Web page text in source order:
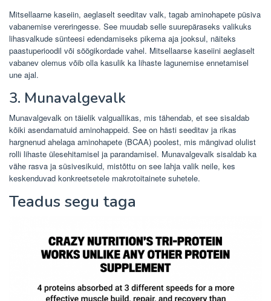
Mitsellaarne kaseiin, aeglaselt seeditav valk, tagab aminohapete püsiva
vabanemise vereringesse. See muudab selle suurepäraseks valikuks
lihasvalkude sünteesi edendamiseks pikema aja jooksul, näiteks
paastuperioodil või söögikordade vahel. Mitsellaarse kaseiini aeglaselt
vabanev olemus võib olla kasulik ka lihaste lagunemise ennetamisel
une ajal.
3. Munavalgevalk
Munavalgevalk on täielik valguallikas, mis tähendab, et see sisaldab
kõiki asendamatuid aminohappeid. See on hästi seeditav ja rikas
hargnenud ahelaga aminohapete (BCAA) poolest, mis mängivad olulist
rolli lihaste ülesehitamisel ja parandamisel. Munavalgevalk sisaldab ka
vähe rasva ja süsivesikuid, mistõttu on see lahja valik neile, kes
keskenduvad konkreetsetele makrotoitainete suhetele.
Teadus segu taga